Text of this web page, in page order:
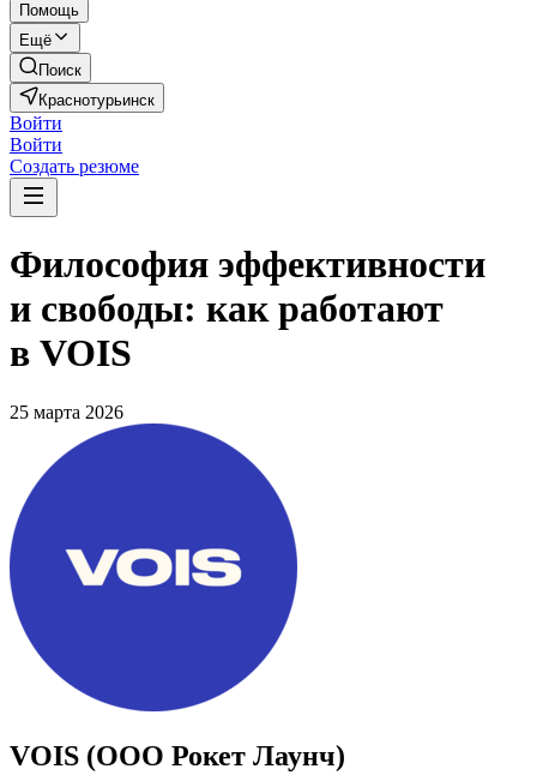
Помощь
Ещё
Поиск
Краснотурьинск
Войти
Войти
Создать резюме
Философия эффективности
и свободы: как работают
в VOIS
25 марта 2026
VOIS (ООО Рокет Лаунч)